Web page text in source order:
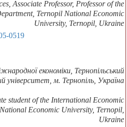
Associate Professor, Professor of the
Ternopil National Economic
University, Ternopil, Ukraine
0519
економіки, Тернопільський
університет, м. Тернопіль, Україна
student of the International Economic
Economic University, Ternopil,
Ukraine